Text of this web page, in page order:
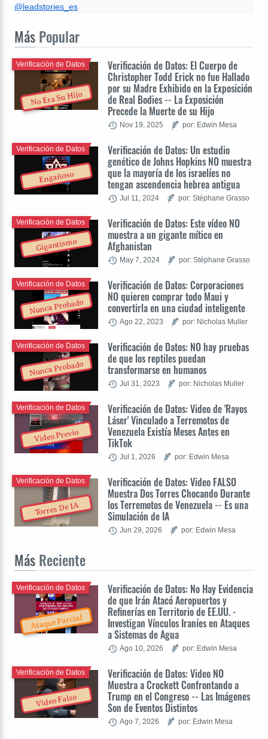
@leadstories_es
Más Popular
No Era Su Hijo
Verificación de Datos: El Cuerpo de
Christopher Todd Erick no fue Hallado
por su Madre Exhibido en la Exposición
de Real Bodies -- La Exposición
Precede la Muerte de su Hijo
Verificación de Datos
Nov 19, 2025 por: Edwin Mesa
Engañoso
Verificación de Datos: Un estudio
genético de Johns Hopkins NO muestra
que la mayoría de los israelíes no
tengan ascendencia hebrea antigua
Verificación de Datos
Jul 11, 2024 por: Stéphane Grasso
Gigantismo
Verificación de Datos: Este vídeo NO
muestra a un gigante mítico en
Afghanistan
Verificación de Datos
May 7, 2024 por: Stéphane Grasso
Nunca Probado
Verificación de Datos: Corporaciones
NO quieren comprar todo Maui y
convertirla en una ciudad inteligente
Verificación de Datos
Ago 22, 2023 por: Nicholas Muller
Nunca Probado
Verificación de Datos: NO hay pruebas
de que los reptiles puedan
transformarse en humanos
Verificación de Datos
Jul 31, 2023 por: Nicholas Muller
Video Previo
Verificación de Datos: Video de 'Rayos
Láser' Vinculado a Terremotos de
Venezuela Existía Meses Antes en
TikTok
Verificación de Datos
Jul 1, 2026 por: Edwin Mesa
Torres De IA
Verificación de Datos: Video FALSO
Muestra Dos Torres Chocando Durante
los Terremotos de Venezuela -- Es una
Simulación de IA
Verificación de Datos
Jun 29, 2026 por: Edwin Mesa
Más Reciente
Ataque Parcial
Verificación de Datos: No Hay Evidencia
de que Irán Atacó Aeropuertos y
Refinerías en Territorio de EE.UU. -
Investigan Vínculos Iraníes en Ataques
a Sistemas de Agua
Verificación de Datos
Ago 10, 2026 por: Edwin Mesa
Video Falso
Verificación de Datos: Video NO
Muestra a Crockett Confrontando a
Trump en el Congreso -- Las Imágenes
Son de Eventos Distintos
Verificación de Datos
Ago 7, 2026 por: Edwin Mesa